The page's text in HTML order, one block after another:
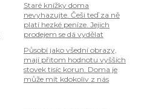
Staré knížky doma
nevyhazujte. Češi teď za ně
platí hezké peníze. Jejich
prodejem se dá vydělat
Působí jako všední obrazy,
mají přitom hodnotu vyšších
stovek tisíc korun. Doma je
může mít kdokoliv z nás